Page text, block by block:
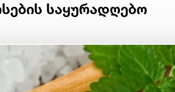
საყურადღებო